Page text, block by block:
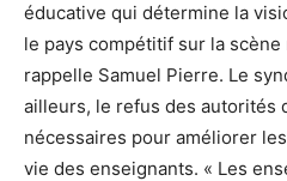
éducative qui détermine la
le pays compétitif sur la scène
rappelle Samuel Pierre. Le
ailleurs, le refus des autorités
nécessaires pour améliorer
vie des enseignants. « Les